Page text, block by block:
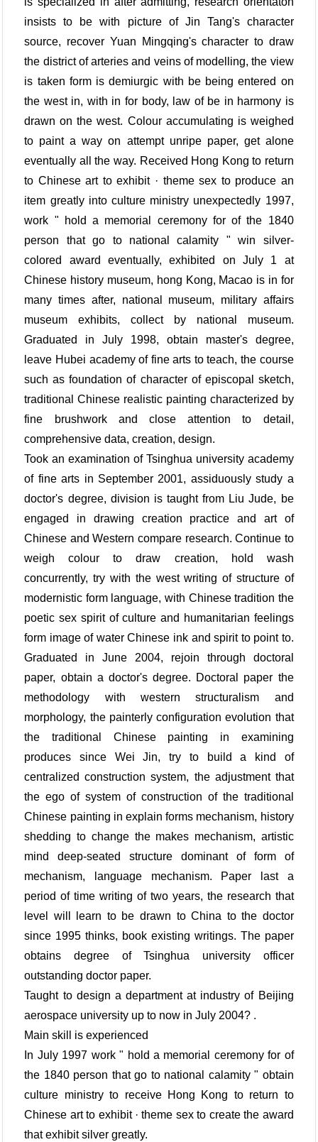
insists to be with picture of Jin Tang's character
source, recover Yuan Mingqing's character to draw
the district of arteries and veins of modelling, the view
is taken form is demiurgic with be being entered on
the west in, with in for body, law of be in harmony is
drawn on the west. Colour accumulating is weighed
to paint a way on attempt unripe paper, get alone
eventually all the way. Received Hong Kong to return
to Chinese art to exhibit · theme sex to produce an
item greatly into culture ministry unexpectedly 1997,
work " hold a memorial ceremony for of the 1840
person that go to national calamity " win silver-
colored award eventually, exhibited on July 1 at
Chinese history museum, hong Kong, Macao is in for
many times after, national museum, military affairs
museum exhibits, collect by national museum.
Graduated in July 1998, obtain master's degree,
leave Hubei academy of fine arts to teach, the course
such as foundation of character of episcopal sketch,
traditional Chinese realistic painting characterized by
fine brushwork and close attention to detail,
comprehensive data, creation, design.
Took an examination of Tsinghua university academy
of fine arts in September 2001, assiduously study a
doctor's degree, division is taught from Liu Jude, be
engaged in drawing creation practice and art of
Chinese and Western compare research. Continue to
weigh colour to draw creation, hold wash
concurrently, try with the west writing of structure of
modernistic form language, with Chinese tradition the
poetic sex spirit of culture and humanitarian feelings
form image of water Chinese ink and spirit to point to.
Graduated in June 2004, rejoin through doctoral
paper, obtain a doctor's degree. Doctoral paper the
methodology with western structuralism and
morphology, the painterly configuration evolution that
the traditional Chinese painting in examining
produces since Wei Jin, try to build a kind of
centralized construction system, the adjustment that
the ego of system of construction of the traditional
Chinese painting in explain forms mechanism, history
shedding to change the makes mechanism, artistic
mind deep-seated structure dominant of form of
mechanism, language mechanism. Paper last a
period of time writing of two years, the research that
level will learn to be drawn to China to the doctor
since 1995 thinks, book existing writings. The paper
obtains degree of Tsinghua university officer
outstanding doctor paper.
Taught to design a department at industry of Beijing
aerospace university up to now in July 2004? .
Main skill is experienced
In July 1997 work " hold a memorial ceremony for of
the 1840 person that go to national calamity " obtain
culture ministry to receive Hong Kong to return to
Chinese art to exhibit · theme sex to create the award
that exhibit silver greatly.